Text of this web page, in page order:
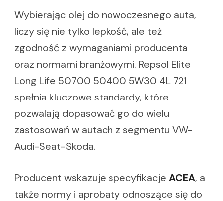
Wybierając olej do nowoczesnego auta,
liczy się nie tylko lepkość, ale też
zgodność z wymaganiami producenta
oraz normami branżowymi. Repsol Elite
Long Life 50700 50400 5W30 4L 721
spełnia kluczowe standardy, które
pozwalają dopasować go do wielu
zastosowań w autach z segmentu VW-
Audi-Seat-Skoda.
Producent wskazuje specyfikacje ACEA, a
także normy i aprobaty odnoszące się do